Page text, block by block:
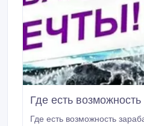
Где есть
Где есть возможность зарабатывать